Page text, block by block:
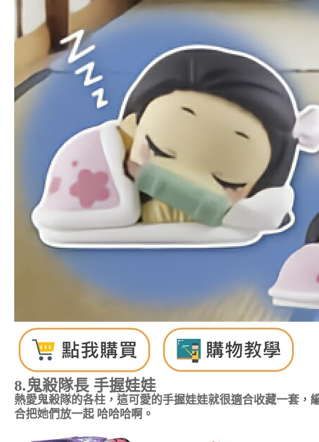
8.鬼殺隊長 手握娃娃
熱愛鬼殺隊的各柱，這可愛的手握娃娃就很適合收藏一套，
合把她們放一起 哈哈哈啊 。